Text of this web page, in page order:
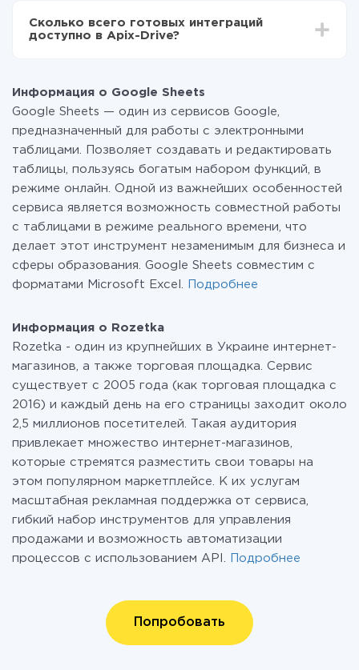
функционал. Вы оплачиваете только количество
данных, которые по факту передаются из одной
перейти на платный, при необходимости. Подробнее
отарифах.
Сколько всего готовых интеграций
доступно в Apix-Drive?
Информация о Google Sheets
Google Sheets — один из сервисов Google,
предназначенный для работы с электронными
таблицами. Позволяет создавать и редактировать
таблицы, пользуясь богатым набором функций, в
режиме онлайн. Одной из важнейших особенностей
сервиса является возможность совместной работы
c таблицами в режиме реального времени, что
делает этот инструмент незаменимым для бизнеса и
сферы образования. Google Sheets совместим с
форматами Microsoft Excel.
Подробнее
Информация о Rozetka
Rozetka - один из крупнейших в Украине интернет-
магазинов, а также торговая площадка. Сервис
существует с 2005 года (как торговая площадка с
2016) и каждый день на его страницы заходит около
2,5 миллионов посетителей. Такая аудитория
привлекает множество интернет-магазинов,
которые стремятся разместить свои товары на
этом популярном маркетплейсе. К их услугам
масштабная рекламная поддержка от сервиса,
гибкий набор инструментов для управления
продажами и возможность автоматизации
процессов с использованием API.
Подробнее
Попробовать